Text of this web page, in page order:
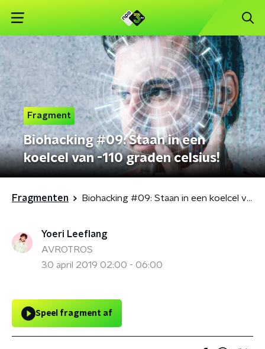
Fragment
Biohacking #09: Staan in een
koelcel van -110 graden celsius!
Fragmenten Biohacking #09: Staan in een koelcel van -110 graden celsius!
Yoeri Leeflang
AVROTROS
30 april 2019 02:00 - 06:00
Speel fragment af